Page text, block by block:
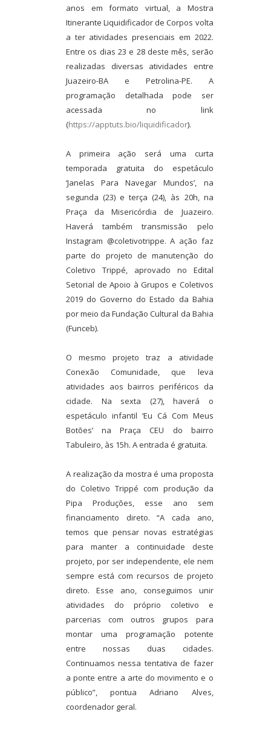
anos em formato virtual, a Mostra
Itinerante Liquidificador de Corpos volta
a ter atividades presenciais em 2022.
Entre os dias 23 e 28 deste mês, serão
realizadas diversas atividades entre
Juazeiro-BA e Petrolina-PE. A
programação detalhada pode ser
acessada no link
(https://apptuts.bio/liquidificador).
A primeira ação será uma curta
temporada gratuita do espetáculo
‘Janelas Para Navegar Mundos’, na
segunda (23) e terça (24), às 20h, na
Praça da Misericórdia de Juazeiro.
Haverá também transmissão pelo
Instagram @coletivotrippe. A ação faz
parte do projeto de manutenção do
Coletivo Trippé, aprovado no Edital
Setorial de Apoio à Grupos e Coletivos
2019 do Governo do Estado da Bahia
por meio da Fundação Cultural da Bahia
(Funceb).
O mesmo projeto traz a atividade
Conexão Comunidade, que leva
atividades aos bairros periféricos da
cidade. Na sexta (27), haverá o
espetáculo infantil ‘Eu Cá Com Meus
Botões’ na Praça CEU do bairro
Tabuleiro, às 15h. A entrada é gratuita.
A realização da mostra é uma proposta
do Coletivo Trippé com produção da
Pipa Produções, esse ano sem
financiamento direto. “A cada ano,
temos que pensar novas estratégias
para manter a continuidade deste
projeto, por ser independente, ele nem
sempre está com recursos de projeto
direto. Esse ano, conseguimos unir
atividades do próprio coletivo e
parcerias com outros grupos para
montar uma programação potente
entre nossas duas cidades.
Continuamos nessa tentativa de fazer
a ponte entre a arte do movimento e o
público”, pontua Adriano Alves,
coordenador geral.